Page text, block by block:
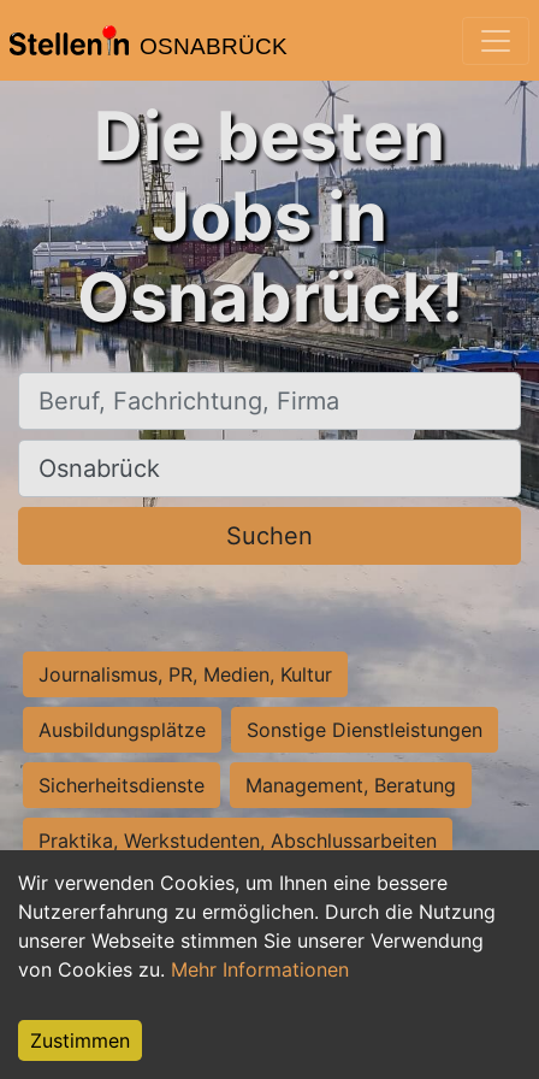
OSNABRÜCK
Wir verwenden Cookies, um Ihnen eine bessere
Nutzererfahrung zu ermöglichen. Durch die Nutzung
unserer Webseite stimmen Sie unserer Verwendung
von Cookies zu. Mehr Informationen
Zustimmen
Die besten
Jobs in
Osnabrück!
Beruf, Fachrichtung, Firma
Ort, Stadt
Suchen
Journalismus, PR, Medien, Kultur
Ausbildungsplätze Sonstige Dienstleistungen
Sicherheitsdienste Management, Beratung
Praktika, Werkstudenten, Abschlussarbeiten
Personalwesen Assistenz, Sekretariat
Hilfskräfte, Aushilfs- und Nebenjobs
Weiterbildung, Studium, duale Ausbildung